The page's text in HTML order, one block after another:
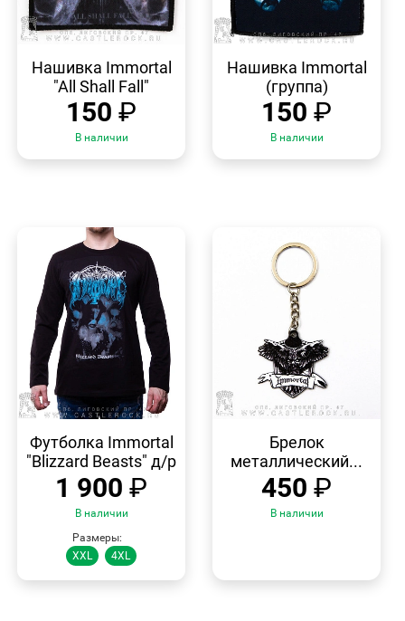
ПРОСМОТР
Нашивка Immortal
"All Shall Fall"
150 ₽
В наличии
ПРОСМОТР
Нашивка Immortal
(группа)
150 ₽
В наличии
ПРОСМОТР
Футболка Immortal
"Blizzard Beasts" д/р
1 900 ₽
В наличии
Размеры:
XXL
4XL
ПРОСМОТР
Брелок
металлический...
450 ₽
В наличии